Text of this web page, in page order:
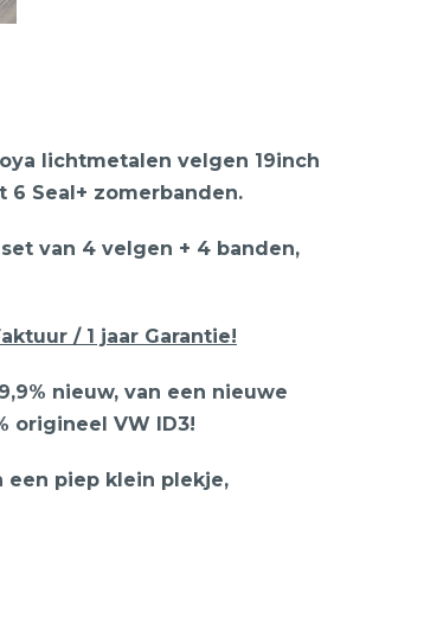
lichtmetalen velgen 19inch
6 Seal+ zomerbanden.
van 4 velgen + 4 banden,
/ 1 jaar Garantie!
nieuw, van een nieuwe
origineel VW ID3!
een piep klein plekje,